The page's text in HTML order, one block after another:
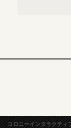
コロニーインタラクティ